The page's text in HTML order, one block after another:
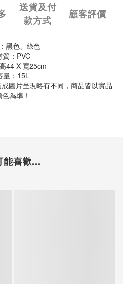
送貨及付
款方式
顧客評價
黑色、綠色
質：PVC
44 X 寬25cm
量：15L
圖片呈現略有不同，商品皆以實品
色為準！
能喜歡...